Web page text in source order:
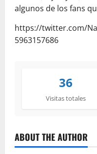
algunos de los fans
https://twitter.com/
5963157686
36
Visitas totales
ABOUT THE AUTHOR